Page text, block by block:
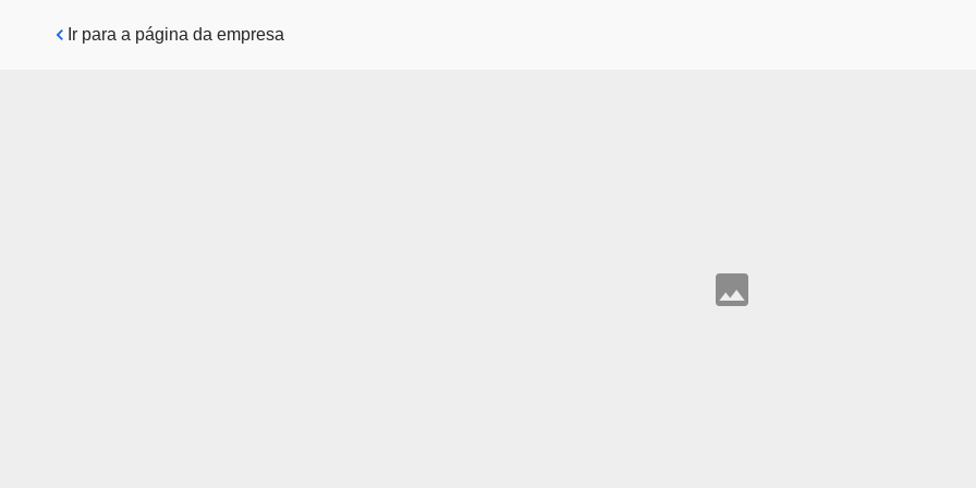
Pular para o conteúdo principal
Ir para a página da empresa